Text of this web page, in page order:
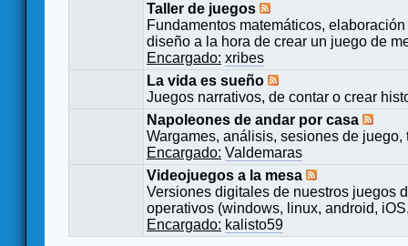
Taller de juegos
Fundamentos matemáticos,
diseño a la hora de crear un juego de
Encargado: xribes
La vida es sueño
Juegos narrativos, de contar o crear
Napoleones de andar por casa
Wargames, análisis, sesiones de
Encargado: Valdemaras
Videojuegos a la mesa
Versiones digitales de nuestros juegos
operativos (windows, linux, android,
Encargado: kalisto59